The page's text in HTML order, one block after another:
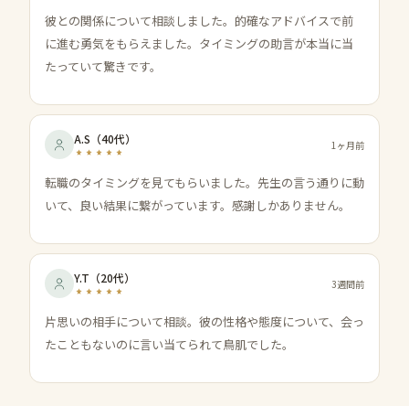
彼との関係について相談しました。的確なアドバイスで前
に進む勇気をもらえました。タイミングの助言が本当に当
たっていて驚きです。
A.S （40代） 1ヶ月前
転職のタイミングを見てもらいました。先生の言う通りに動
いて、良い結果に繋がっています。感謝しかありません。
Y.T （20代） 3週間前
片思いの相手について相談。彼の性格や態度について、会っ
たこともないのに言い当てられて鳥肌でした。